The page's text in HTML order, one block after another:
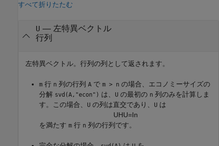
すべて折りたたむ
U — 左特異ベクトル
行列
左特異ベクトル。行列の列として返されます。
m 行 n 列の行列 A で m > n の場合、エコノミーサイズの
分解 svd(A,"econ") は、 U の最初の n 列のみを計算しま
す。この場合、
U の列は直交であり、 U は
UHU=In
を満たす m 行 n 列の行列です。